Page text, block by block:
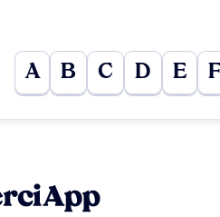
A B C D E